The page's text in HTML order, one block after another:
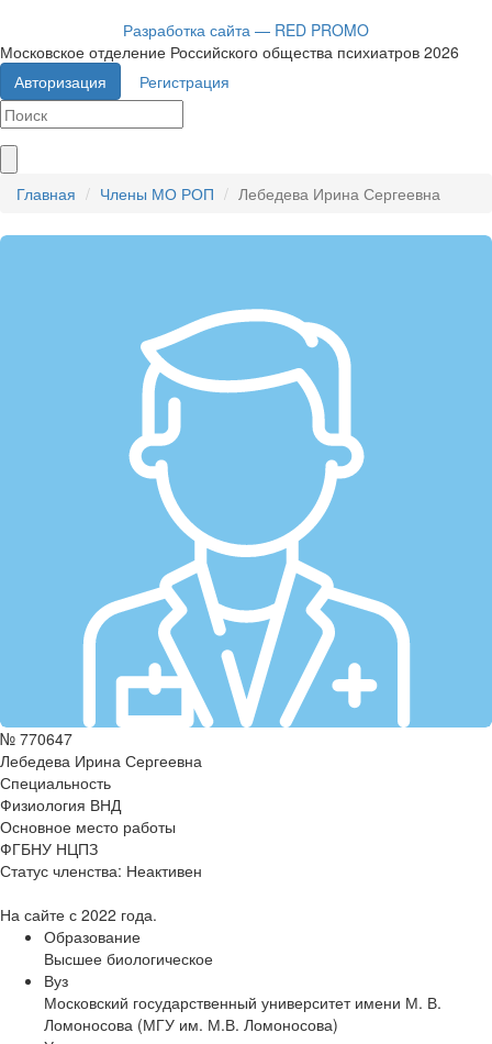
Разработка сайта — RED PROMO
Московское отделение Российского общества психиатров 2026
Авторизация
Регистрация
Главная Члены МО РОП Лебедева Ирина Сергеевна
№ 770647
Лебедева Ирина Сергеевна
Специальность
Физиология ВНД
Основное место работы
ФГБНУ НЦПЗ
Статус членства: Неактивен
На сайте с 2022 года.
Образование
Высшее биологическое
Вуз
Московский государственный университет имени М. В.
Ломоносова (МГУ им. М.В. Ломоносова)